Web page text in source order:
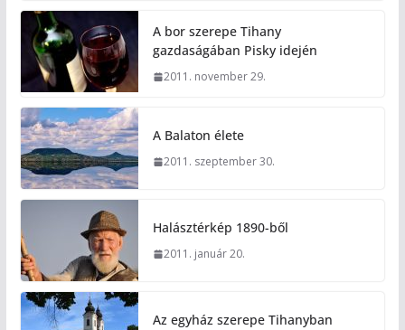
A bor szerepe Tihany
gazdaságában Pisky idején
2011. november 29.
A Balaton élete
2011. szeptember 30.
Halásztérkép 1890-ből
2011. január 20.
Az egyház szerepe Tihanyban